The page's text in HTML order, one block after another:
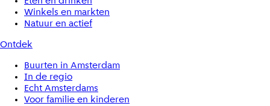
Winkels en markten
Natuur en actief
Ontdek
Buurten in Amsterdam
In de regio
Echt Amsterdams
Voor familie en kinderen